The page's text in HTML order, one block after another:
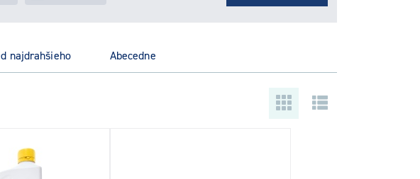
od najdrahšieho abecedne